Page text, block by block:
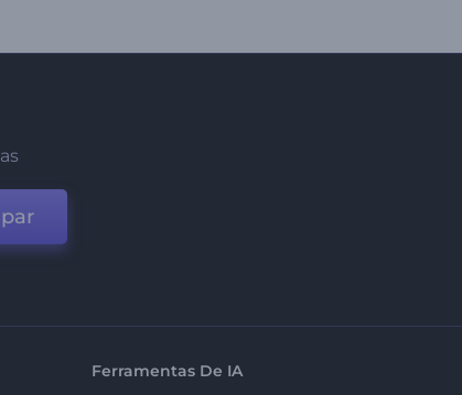
Ferramentas De IA